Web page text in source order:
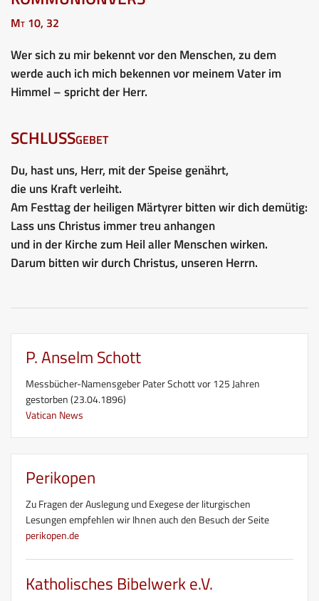
Mt 10, 32
Wer sich zu mir bekennt vor den Menschen, zu dem
werde auch ich mich bekennen vor meinem Vater im
Himmel – spricht der Herr.
SCHLUSSgebet
Du, hast uns, Herr, mit der Speise genährt,
die uns Kraft verleiht.
Am Festtag der heiligen Märtyrer bitten wir dich demütig:
Lass uns Christus immer treu anhangen
und in der Kirche zum Heil aller Menschen wirken.
Darum bitten wir durch Christus, unseren Herrn.
P. Anselm Schott
Messbücher-Namensgeber Pater Schott vor 125 Jahren
gestorben (23.04.1896)
Vatican News
Perikopen
Zu Fragen der Auslegung und Exegese der liturgischen
Lesungen empfehlen wir Ihnen auch den Besuch der Seite
perikopen.de
Katholisches Bibelwerk e.V.